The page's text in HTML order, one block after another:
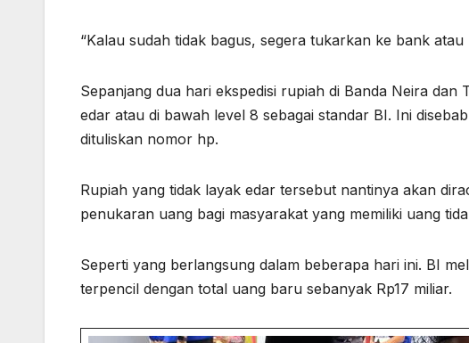
“Kalau sudah tidak bagus, segera tukarkan ke bank atau
Sepanjang dua hari ekspedisi rupiah di Banda Neira
edar atau di bawah level 8 sebagai standar BI. Ini
dituliskan nomor hp.
Rupiah yang tidak layak edar tersebut nantinya akan
penukaran uang bagi masyarakat yang memiliki uang
Seperti yang berlangsung dalam beberapa hari ini. BI
terpencil dengan total uang baru sebanyak Rp17 miliar.